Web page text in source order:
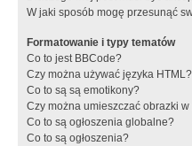
W jaki sposób mogę przesunąć
Formatowanie i typy tematów
Co to jest BBCode?
Czy można używać języka HTML?
Co to są są emotikony?
Czy można umieszczać obrazki
Co to są ogłoszenia globalne?
Co to są ogłoszenia?